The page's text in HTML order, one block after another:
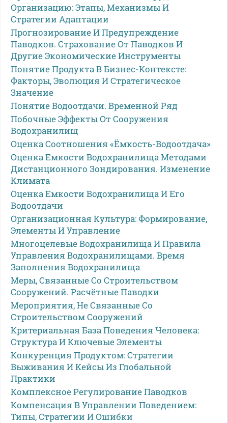
Организацию: Этапы, Механизмы И
Стратегии Адаптации
Прогнозирование И Предупреждение
Паводков. Страхование От Паводков И
Другие Экономические Инструменты
Понятие Продукта В Бизнес-Контексте:
Факторы, Эволюция И Стратегическое
Значение
Понятие Водоотдачи. Временной Ряд
Побочные Эффекты От Сооружения
Водохранилищ
Оценка Соотношения «ёмкость-Водоотдача»
Оценка Емкости Водохранилища Методами
Дистанционного Зондирования. Изменение
Климата
Оценка Емкости Водохранилища И Его
Водоотдачи
Организационная Культура: Формирование,
Элементы И Управление
Многоцелевые Водохранилища И Правила
Управления Водохранилищами. Время
Заполнения Водохранилища
Меры, Связанные Со Строительством
Сооружений. Расчётные Паводки
Мероприятия, Не Связанные Со
Строительством Сооружений
Критериальная База Поведения Человека:
Структура И Ключевые Элементы
Конкуренция Продуктом: Стратегии
Выживания И Кейсы Из Глобальной
Практики
Комплексное Регулирование Паводков
Компенсация В Управлении Поведением:
Типы, Стратегии И Ошибки